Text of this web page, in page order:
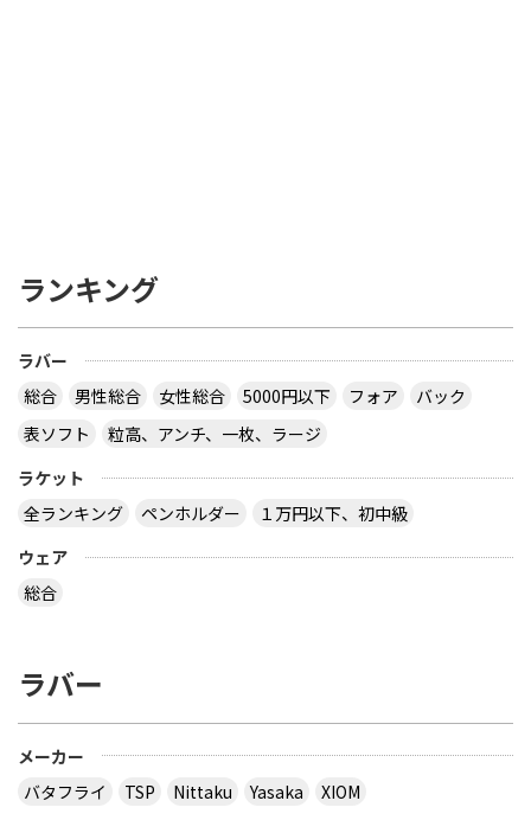
ランキング
ラバー
総合
男性総合 女性総合 5000円以下 フォア
バック
表ソフト
粒高、アンチ、一枚、ラージ
ラケット
全ランキング
ペンホルダー
１万円以下、初中級
ウェア
総合
ラバー
メーカー
バタフライ
TSP Nittaku Yasaka
XIOM